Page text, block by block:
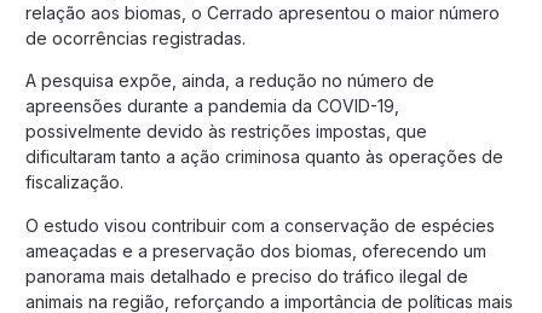
relação aos biomas, o Cerrado apresentou o maior número
de ocorrências registradas.
A pesquisa expõe, ainda, a redução no número de
apreensões durante a pandemia da COVID-19,
possivelmente devido às restrições impostas, que
dificultaram tanto a ação criminosa quanto às operações de
fiscalização.
O estudo visou contribuir com a conservação de espécies
ameaçadas e a preservação dos biomas, oferecendo um
panorama mais detalhado e preciso do tráfico ilegal de
animais na região, reforçando a importância de políticas mais